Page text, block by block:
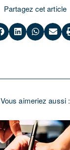
Partagez cet article
Vous aimeriez aussi :